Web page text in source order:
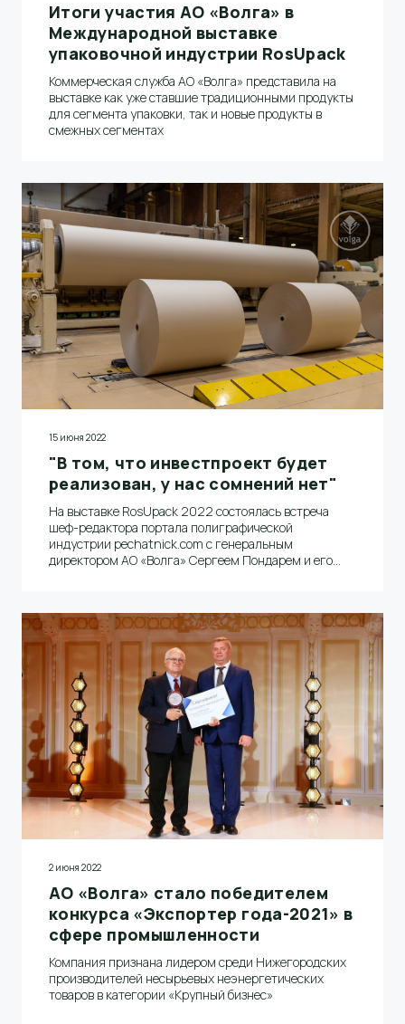
Итоги участия АО «Волга» в
Международной выставке
упаковочной индустрии RosUpack
Коммерческая служба АО «Волга» представила на
выставке как уже ставшие традиционными продукты
для сегмента упаковки, так и новые продукты в
смежных сегментах
15 июня 2022
"В том, что инвестпроект будет
реализован, у нас сомнений нет"
На выставке RosUpack 2022 состоялась встреча
шеф-редактора портала полиграфической
индустрии pechatnick.com с генеральным
директором АО «Волга» Сергеем Пондарем и его
2 июня 2022
АО «Волга» стало победителем
конкурса «Экспортер года-2021» в
сфере промышленности
Компания признана лидером среди Нижегородских
производителей несырьевых неэнергетических
товаров в категории «Крупный бизнес»